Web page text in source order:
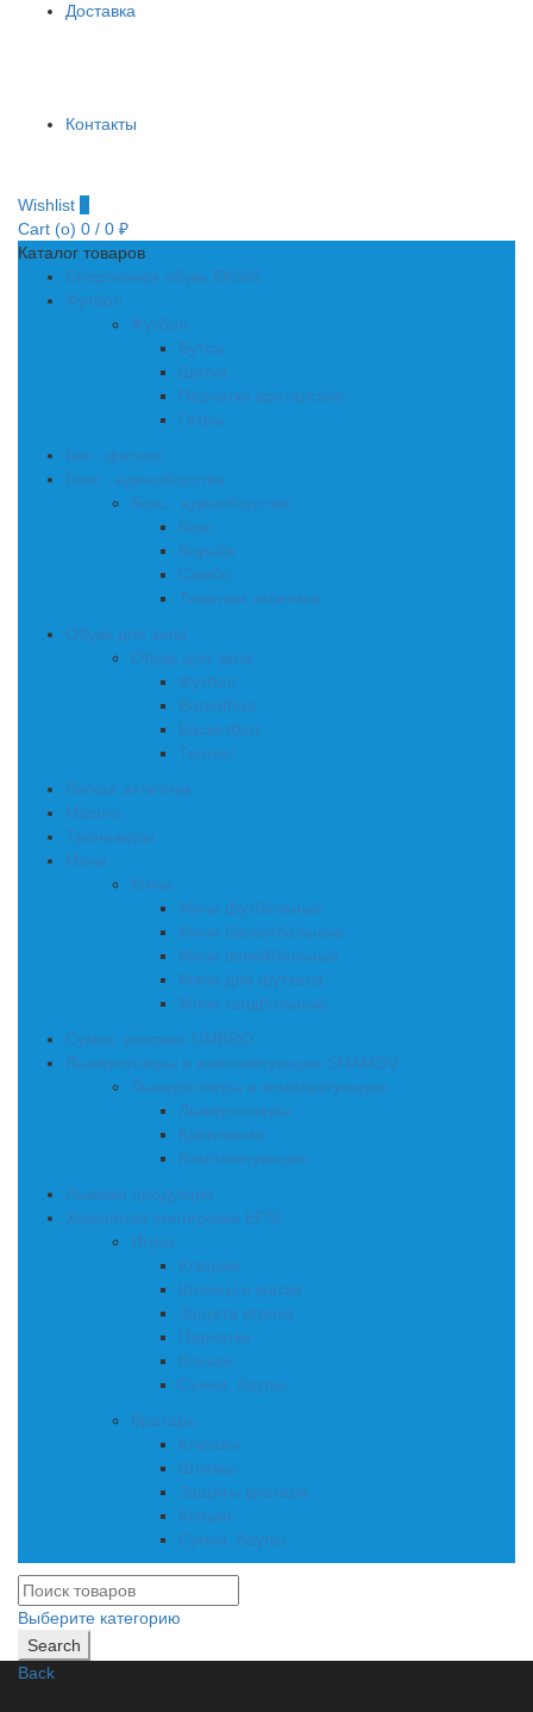
Доставка
Контакты
Wishlist 0
Cart (o) 0 / 0 ₽
Каталог товаров
Спортивная обувь EKSIS
Футбол
Футбол
Бутсы
Щитки
Перчатки вратарские
Гетры
Бег , фитнес
Бокс , единоборства
Бокс , единоборства
Бокс
Борьба
Самбо
Тяжелая атлетика
Обувь для зала
Обувь для зала
Футбол
Волейбол
Баскетбол
Теннис
Легкая атлетика
Mizuno
Тренажеры
Мячи
Мячи
Мячи футбольные
Мячи баскетбольные
Мячи волейбольные
Мячи для футзала
Мячи гандбольные
Сумки, рюкзаки UMBRO
Лыжероллеры и комплектующие SHAMOV
Лыжероллеры и комплектующие
Лыжероллеры
Крепления
Комплектующие
Лыжная продукция
Хоккейная экипировка EFSI
Игрок
Клюшки
Шлемы и маски
Защита игрока
Перчатки
Коньки
Сумки, баулы
Вратарь
Клюшки
Шлемы
Защиты вратаря
Коньки
Сумки, баулы
Выберите категорию
Search
Back